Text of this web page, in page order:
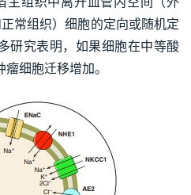
常组织）细胞的定向或随机定
研究表明，如果细胞在中等酸
细胞迁移增加。